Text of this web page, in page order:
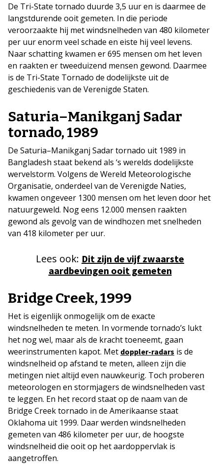
De Tri-State tornado duurde 3,5 uur en is daarmee de
langstdurende ooit gemeten. In die periode
veroorzaakte hij met windsnelheden van 480 kilometer
per uur enorm veel schade en eiste hij veel levens.
Naar schatting kwamen er 695 mensen om het leven
en raakten er tweeduizend mensen gewond. Daarmee
is de Tri-State Tornado de dodelijkste uit de
geschiedenis van de Verenigde Staten.
Saturia–Manikganj Sadar
tornado, 1989
De Saturia–Manikganj Sadar tornado uit 1989 in
Bangladesh staat bekend als ‘s werelds dodelijkste
wervelstorm. Volgens de Wereld Meteorologische
Organisatie, onderdeel van de Verenigde Naties,
kwamen ongeveer 1300 mensen om het leven door het
natuurgeweld. Nog eens 12.000 mensen raakten
gewond als gevolg van de windhozen met snelheden
van 418 kilometer per uur.
Lees ook: Dit zijn de vijf zwaarste
aardbevingen ooit gemeten
Bridge Creek, 1999
Het is eigenlijk onmogelijk om de exacte
windsnelheden te meten. In vormende tornado’s lukt
het nog wel, maar als de kracht toeneemt, gaan
weerinstrumenten kapot. Met doppler-radars is de
windsnelheid op afstand te meten, alleen zijn die
metingen niet altijd even nauwkeurig. Toch proberen
meteorologen en stormjagers de windsnelheden vast
te leggen. En het record staat op de naam van de
Bridge Creek tornado in de Amerikaanse staat
Oklahoma uit 1999. Daar werden windsnelheden
gemeten van 486 kilometer per uur, de hoogste
windsnelheid die ooit op het aardoppervlak is
aangetroffen.